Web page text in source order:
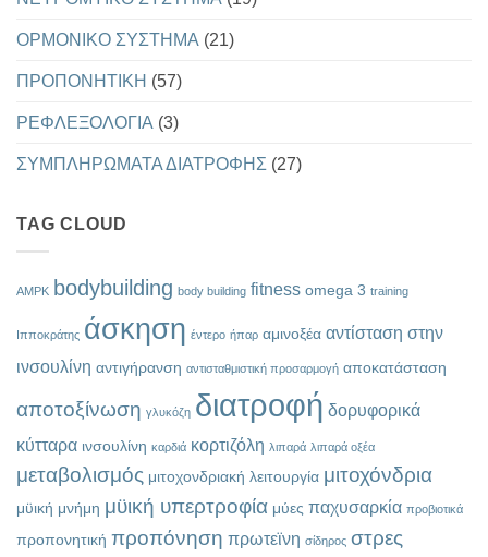
ΟΡΜΟΝΙΚΟ ΣΥΣΤΗΜΑ (21)
ΠΡΟΠΟΝΗΤΙΚΗ (57)
ΡΕΦΛΕΞΟΛΟΓΙΑ (3)
ΣΥΜΠΛΗΡΩΜΑΤΑ ΔΙΑΤΡΟΦΗΣ (27)
TAG CLOUD
AMPK bodybuilding body building fitness omega 3 training
Ιπποκράτης άσκηση έντερο ήπαρ αμινοξέα αντίσταση στην
ινσουλίνη αντιγήρανση αντισταθμιστική προσαρμογή αποκατάσταση
αποτοξίνωση γλυκόζη διατροφή δορυφορικά
κύτταρα ινσουλίνη καρδιά κορτιζόλη λιπαρά λιπαρά οξέα
μεταβολισμός μιτοχονδριακή λειτουργία μιτοχόνδρια
μϋική μνήμη μϋική υπερτροφία μύες παχυσαρκία προβιοτικά
προπονητική προπόνηση πρωτεϊνη σίδηρος στρες